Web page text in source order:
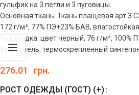
гульфик на 3 петли и 3 пуговицы.
Основная ткань: Ткань плащевая арт.3
172 г/м², 77% ПЭ+23% БАВ,
Подкладка: цвет черный, 76 г/м², 100%
Утеплитель: термоскрепленный
276.01 грн.
РОСТ ОДЕЖДЫ (ГОСТ) (+)